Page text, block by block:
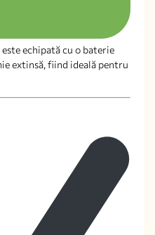
este echipată cu o baterie
extinsă, fiind ideală pentru